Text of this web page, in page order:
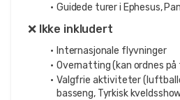
Guidede turer i Ephesus,
❌ Ikke inkludert
Internasjonale flyvninger
Overnatting (kan ordnes
Valgfrie aktiviteter
basseng, Tyrkisk